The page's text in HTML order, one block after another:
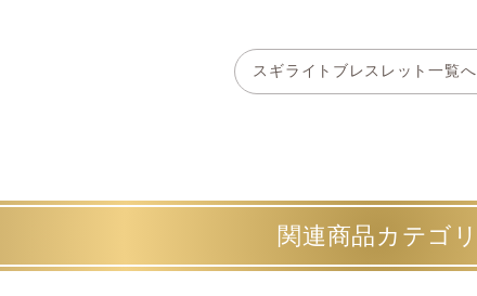
スギライトブレスレット一覧へ
関連商品カテゴリ